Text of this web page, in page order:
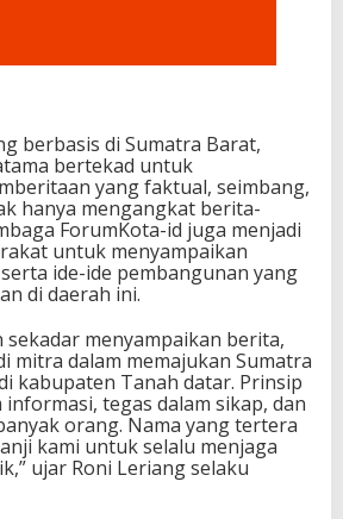
berbasis di Sumatra Barat,
bertekad untuk
yang faktual, seimbang,
hanya mengangkat berita-
ForumKota-id juga menjadi
untuk menyampaikan
ide-ide pembangunan yang
di daerah ini.
sekadar menyampaikan berita,
mitra dalam memajukan Sumatra
kabupaten Tanah datar. Prinsip
informasi, tegas dalam sikap, dan
orang. Nama yang tertera
kami untuk selalu menjaga
ujar Roni Leriang selaku